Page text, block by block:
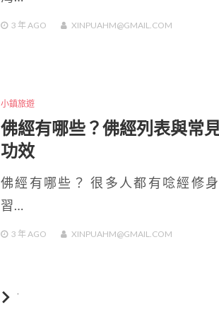
3 年AGO XINPUAHM@GMAIL.COM
小鎮旅遊
佛經有哪些？佛經列表與常
功效
佛經有哪些？ 很多人都有唸經修
習…
3 年AGO XINPUAHM@GMAIL.COM
下一頁